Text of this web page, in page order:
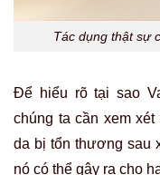
Tác dụng thật sự
Để hiểu rõ tại sao
chúng ta cần xem
da bị tổn thương sau
nó có thể gây ra cho